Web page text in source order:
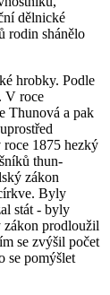
dělnické
rodin shánělo
hrobky. Podle
V roce
Thunová a pak
1875 hezký
thun-
zákon
Byly
stát - byly
prodloužil
se zvýšil počet
se pomýšlet